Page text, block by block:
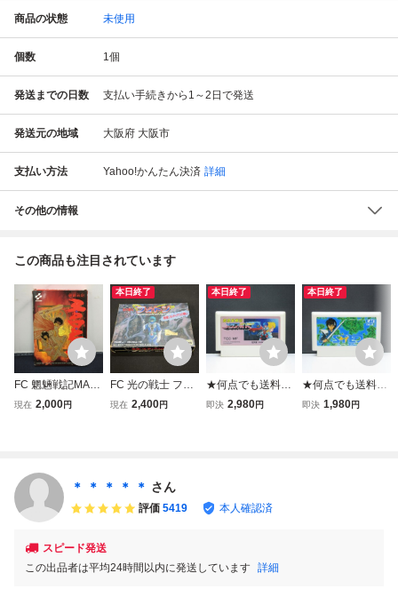
商品の状態 未使用
個数 1個
発送までの日数 支払い手続きから1～2日で発送
発送元の地域 大阪府 大阪市
支払い方法 Yahoo!かんたん決済 詳細
その他の情報
この商品も注目されています
FC 魍魎戦記MAD
ARA マダラ 魍魎
現在 2,000円
本日終了
FC 光の戦士 フォ
トン 惑星ゾルディ
現在 2,400円
本日終了
★何点でも送料１
８５円★ 超惑星戦
即決 2,980円
本日終了
★何点でも送料１
８５円★ ステッド
即決 1,980円
＊ ＊ ＊ ＊ ＊ さん
評価 5419 本人確認済
スピード発送
この出品者は平均24時間以内に発送しています 詳細